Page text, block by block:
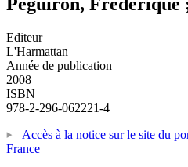
Editeur
L'Harmattan
Année de publication
2008
ISBN
978-2-296-062221-4
Accès à la notice sur le site du
France